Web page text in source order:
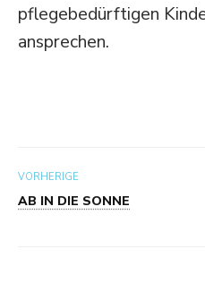
pflege­be­dürf­tigen
ansprechen.
VORHERIGE
AB IN DIE SONNE